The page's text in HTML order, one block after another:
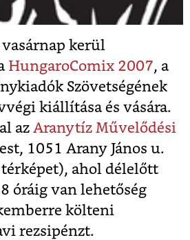
kerül
HungaroComix 2007, a
Szövetségének
kiállítása és vására.
az Aranytíz Művelődési
1051 Arany János u.
ahol délelőtt
óráig van lehetőség
költeni
rezsipénzt.